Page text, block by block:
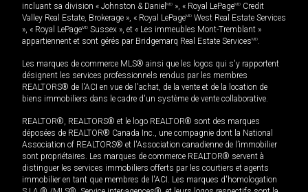
incluant sa division « Johnston & Daniel MD », « Royal LePageMD Credit
Valley Real Estate, Brokerage », « Royal LePageMD West Real Estate Services
», « Royal LePageMD Sussex », et « Les immeubles Mont-Tremblant »
appartiennent et sont gérés par Bridgemarq Real Estate ServicesMD.
Les marques de commerce MLS® ainsi que les logos qui s'y rapportent
désignent les services professionnels rendus par les membres
REALTORS® de l'ACI en vue de l'achat, de la vente et de la location de
biens immobiliers dans le cadre d'un système de vente collaborative.
REALTOR®, REALTORS® et le logo REALTOR® sont des marques
déposées de REALTOR® Canada Inc., une compagnie dont la National
Association of REALTORS® et l'Association canadienne de l’immobilier
sont propriétaires. Les marques de commerce REALTOR® servent à
distinguer les services immobiliers offerts par les courtiers et agents
immobilier en tant que membres de l'ACI. Les marques d'homologation